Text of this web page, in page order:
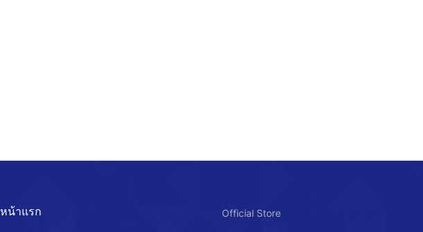
หน้าแรก Official Store